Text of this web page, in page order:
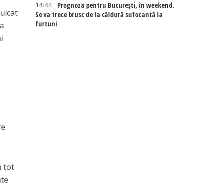
tot
14:44
Prognoza pentru București, în weekend.
Se va trece brusc de la căldură sufocantă la
furtuni